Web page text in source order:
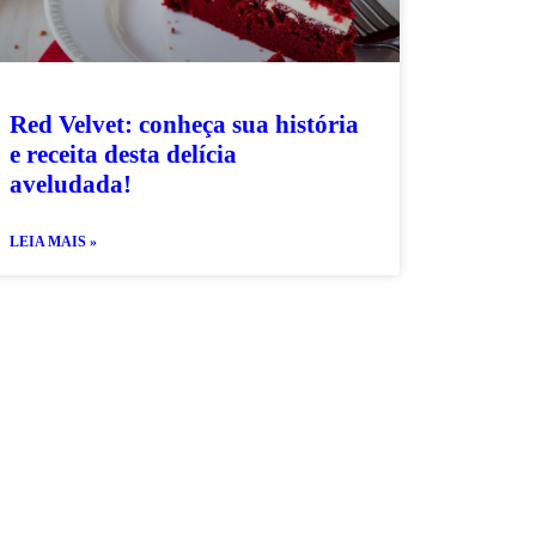
Red Velvet: conheça sua história
e receita desta delícia
aveludada!
LEIA MAIS »